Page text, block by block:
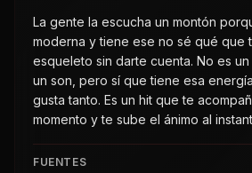
La gente la escucha un montón
moderna y tiene ese no sé qué que
esqueleto sin darte cuenta. No es
un son, pero sí que tiene esa
gusta tanto. Es un hit que te
momento y te sube el ánimo al
FUENTES